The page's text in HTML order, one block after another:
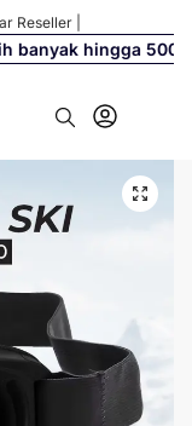
Reseller
hingga 500%